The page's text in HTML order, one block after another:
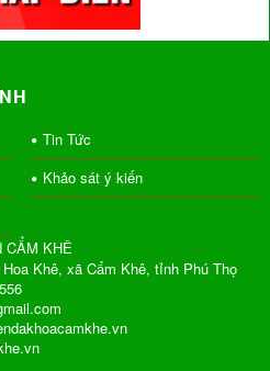
Tin Tức
Khảo sát ý kiến
CẨM KHÊ
Khê, xã Cẩm Khê, tỉnh Phú Thọ